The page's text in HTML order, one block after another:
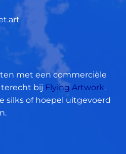
met een commerciële
bij Flying Artwork.
silks of hoepel uitgevoerd